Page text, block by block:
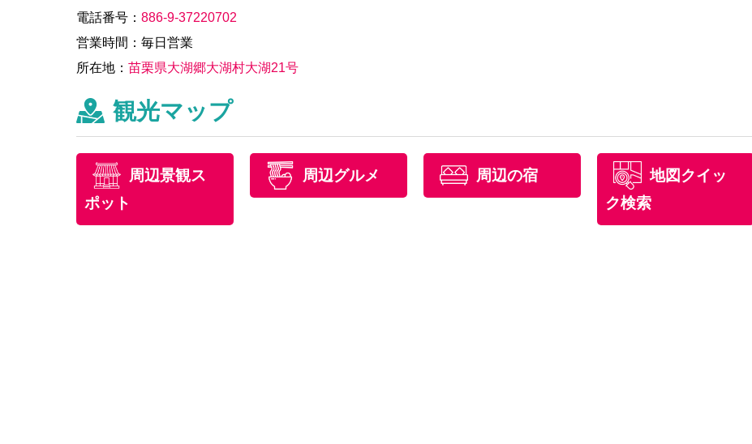
電話番号：886-9-37220702
営業時間：毎日営業
所在地：苗栗県大湖郷大湖村大湖21号
観光マップ
周辺景観ス
ポット
周辺グルメ 周辺の宿
地図クイッ
ク検索